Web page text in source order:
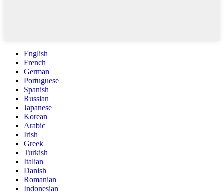
English
French
German
Portuguese
Spanish
Russian
Japanese
Korean
Arabic
Irish
Greek
Turkish
Italian
Danish
Romanian
Indonesian